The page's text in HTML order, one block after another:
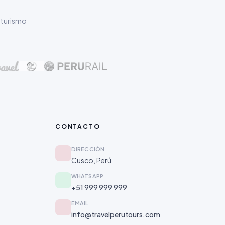
turismo
CONTACTO
DIRECCIÓN
Cusco, Perú
WHATSAPP
+51 999 999 999
EMAIL
info@travelperutours.com